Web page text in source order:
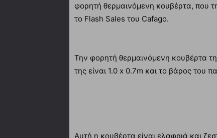
φορητή θερμαινόμενη κουβέρτα, που
το Flash Sales του Cafago.
Την φορητή θερμαινόμενη κουβέρτα
της είναι 1.0 x 0.7m και το βάρος του
Αυτή η κουβέρτα είναι ελαφριά και